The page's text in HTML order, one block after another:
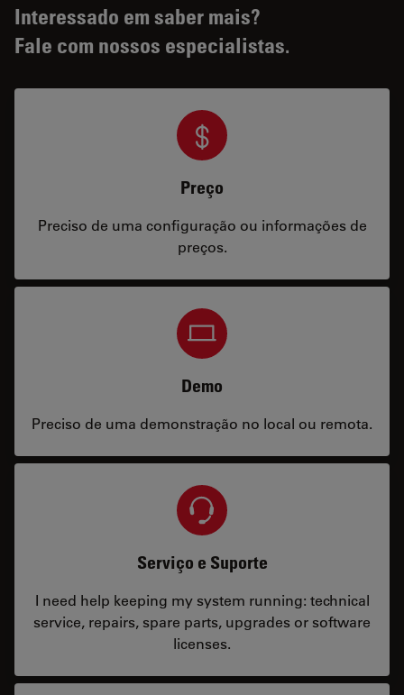
Interessado em saber mais?
Fale com nossos especialistas.
Preço
Preciso de uma configuração ou informações de
preços.
Demo
Preciso de uma demonstração no local ou remota.
Serviço e Suporte
I need help keeping my system running: technical
service, repairs, spare parts, upgrades or software
licenses.